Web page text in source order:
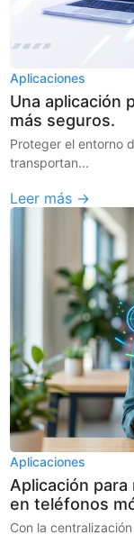
Aplicaciones
Una aplicación
más seguros.
Proteger el entorno
transportan...
Leer más →
Aplicaciones
Aplicación
en teléfonos
Con la